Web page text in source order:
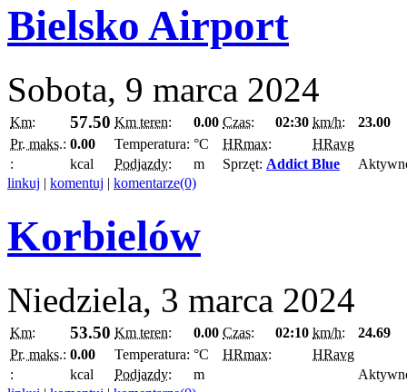
Bielsko Airport
Sobota, 9 marca 2024
Km: 57.50 Km teren: 0.00 Czas: 02:30 km/h:
23.00
Pr. maks.: 0.00 Temperatura: °C HRmax:
HRavg
:
kcal Podjazdy: m Sprzęt: Addict Blue
linkuj | komentuj | komentarze(0)
Korbielów
Niedziela, 3 marca 2024
Km: 53.50 Km teren: 0.00 Czas: 02:10 km/h:
24.69
Pr. maks.: 0.00 Temperatura: °C HRmax:
HRavg
:
kcal Podjazdy: m